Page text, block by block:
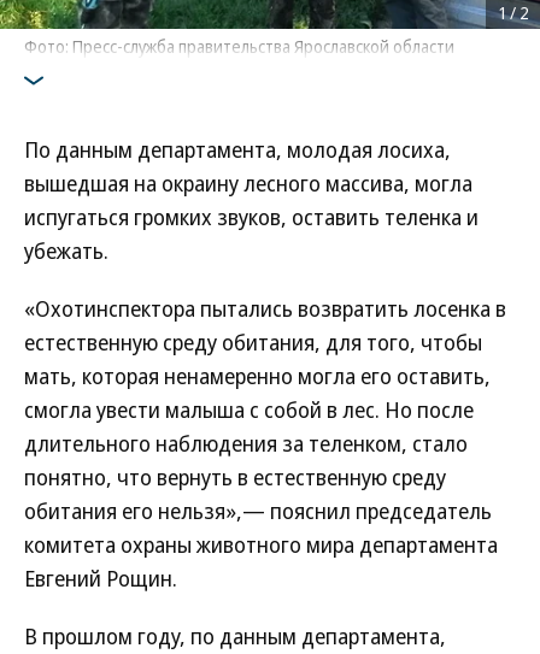
Фото: Пресс-служба правительства Ярославской области
1/2
По данным департамента, молодая лосиха,
вышедшая на окраину лесного массива, могла
испугаться громких звуков, оставить теленка и
убежать.
«Охотинспектора пытались возвратить лосенка в
естественную среду обитания, для того, чтобы
мать, которая ненамеренно могла его оставить,
смогла увести малыша с собой в лес. Но после
длительного наблюдения за теленком, стало
понятно, что вернуть в естественную среду
обитания его нельзя»,— пояснил председатель
комитета охраны животного мира департамента
Евгений Рощин.
В прошлом году, по данным департамента,